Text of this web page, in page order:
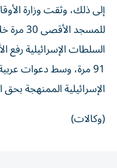
إلى ذلك، وثقت وزارة
للمسجد
السلطات الإسرائيلية رفع
91 مرة، وسط دعوات
الإسرائيلية الممنهجة
(وكالات)